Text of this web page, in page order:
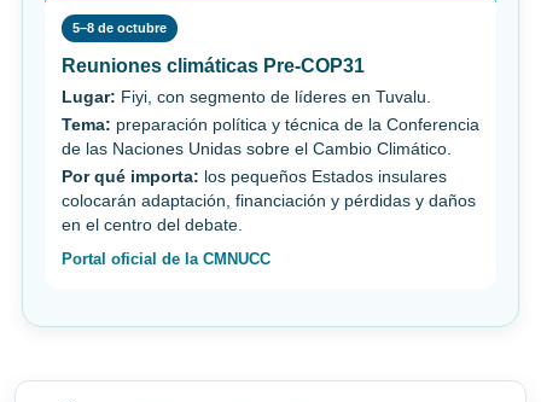
5–8 de octubre
Reuniones climáticas Pre-COP31
Lugar: Fiyi, con segmento de líderes en Tuvalu.
Tema: preparación política y técnica de la Conferencia
de las Naciones Unidas sobre el Cambio Climático.
Por qué importa: los pequeños Estados insulares
colocarán adaptación, financiación y pérdidas y daños
en el centro del debate.
Portal oficial de la CMNUCC